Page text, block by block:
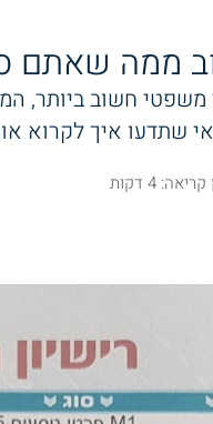
ממה שאתם
משפטי חשוב ביותר,
שתדעו איך לקרוא
4 דקות